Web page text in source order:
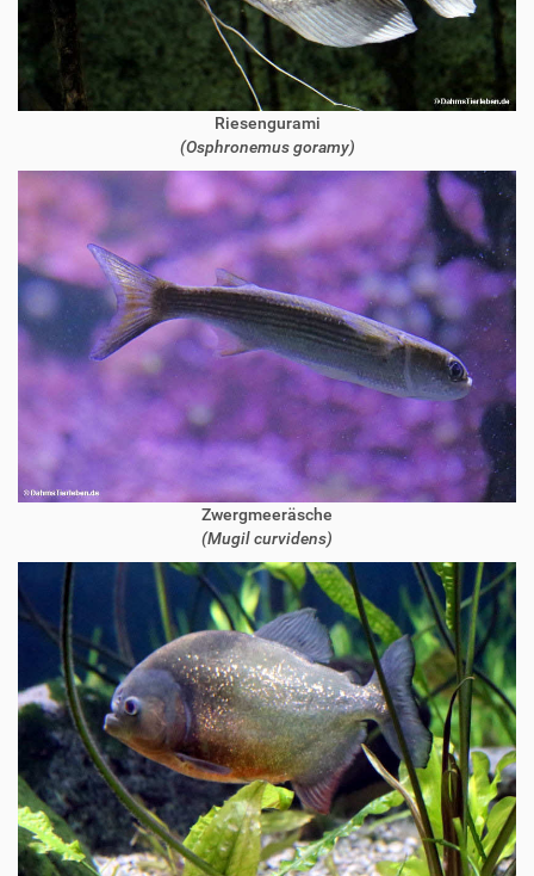
Riesengurami
(Osphronemus goramy)
Zwergmeeräsche
(Mugil curvidens)